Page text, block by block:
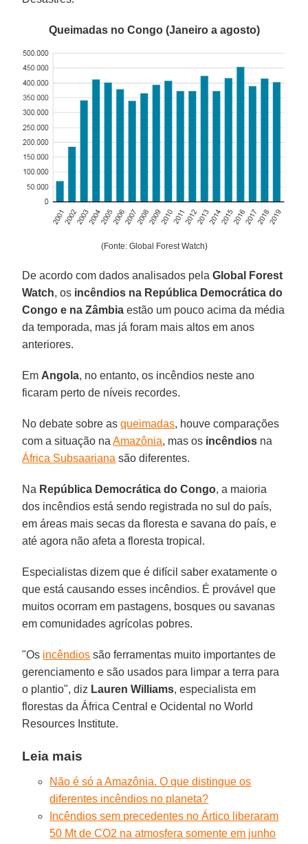
Queimadas no Congo (Janeiro a agosto)
(Fonte: Global Forest Watch)
De acordo com dados analisados ​​pelaGlobal Forest
Watch, os incêndios na República Democrática do
Congo e na Zâmbia estão um pouco acima da média
da temporada, mas já foram mais altos em anos
anteriores.
Em Angola, no entanto, os incêndios neste ano
ficaram perto de níveis recordes.
No debate sobre asqueimadas, houve comparações
com a situação naAmazônia, mas os incêndios na
África Subsaariana são diferentes.
Na República Democrática do Congo, a maioria
dos incêndios está sendo registrada no sul do país,
em áreas mais secas da floresta e savana do país, e
até agora não afeta a floresta tropical.
Especialistas dizem que é difícil saber exatamente o
que está causando esses incêndios. É provável que
muitos ocorram em pastagens, bosques ou savanas
em comunidades agrícolas pobres.
"Os incêndios são ferramentas muito importantes de
gerenciamento e são usados ​​para limpar a terra para
o plantio", diz Lauren Williams, especialista em
florestas da África Central e Ocidental no World
Resources Institute.
Leia mais
Não é só a Amazônia. O que distingue os
diferentes incêndios no planeta?
Incêndios sem precedentes no Ártico liberaram
50 Mt de CO2 na atmosfera somente em junho